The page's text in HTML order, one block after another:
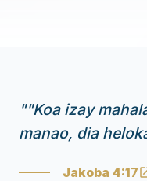
""Koa izay
manao, dia
Jakoba 4:17